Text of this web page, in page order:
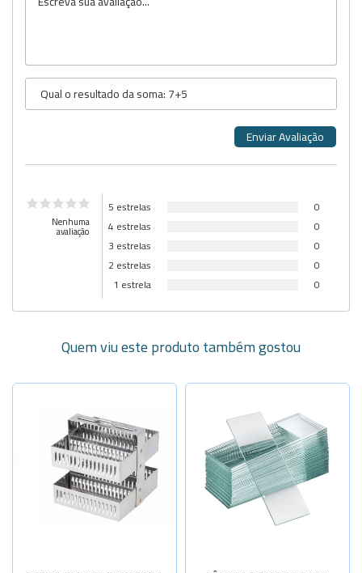
Nenhuma
avaliação
5 estrelas
0
4 estrelas
0
3 estrelas
0
2 estrelas
0
1 estrela
0
Quem viu este produto também gostou
Selecione a Quantidade
Lisa Lapid
-
-